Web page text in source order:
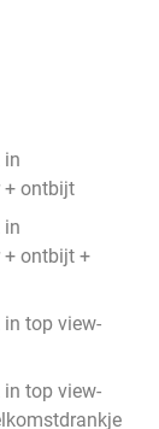
in
+ ontbijt
in
+ ontbijt +
top view-
top view-